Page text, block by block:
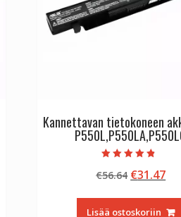
Kannettavan tietokoneen
tuotteesta:
4.50
€56.64
oli:
€31.47
on:
Lisää ostoskoriin